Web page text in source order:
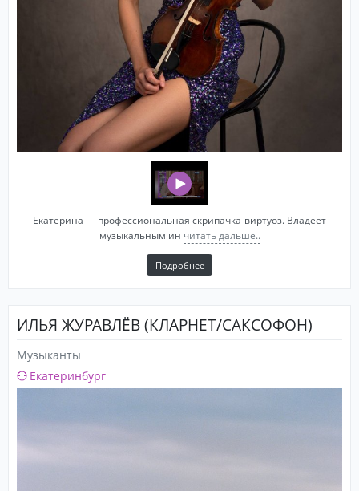
Екатерина — профессиональная скрипачка-виртуоз. Владеет
музыкальным ин читать дальше..
Подробнее
ИЛЬЯ ЖУРАВЛЁВ (КЛАРНЕТ/САКСОФОН)
Музыканты
Екатеринбург